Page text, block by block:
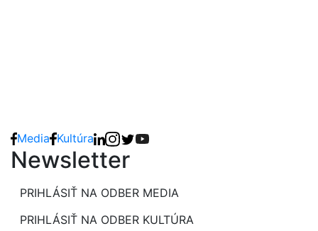
Media Kultúra
Newsletter
PRIHLÁSIŤ NA ODBER MEDIA
PRIHLÁSIŤ NA ODBER KULTÚRA